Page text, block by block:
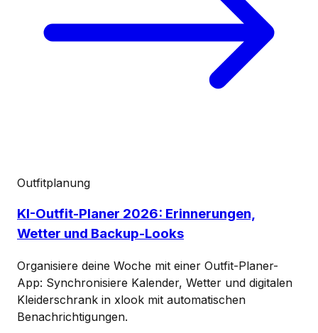
Outfitplanung
KI-Outfit-Planer 2026: Erinnerungen,
Wetter und Backup-Looks
Organisiere deine Woche mit einer Outfit-Planer-
App: Synchronisiere Kalender, Wetter und digitalen
Kleiderschrank in xlook mit automatischen
Benachrichtigungen.